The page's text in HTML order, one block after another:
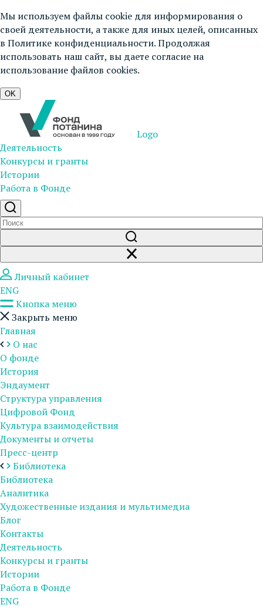
Мы используем файлы cookie для информирования о
своей деятельности, а также для иных целей, описанных
в Политике конфиденциальности. Продолжая
использовать наш сайт, вы даете согласие на
использование файлов cookies.
OK
Logo
Деятельность
Конкурсы и гранты
Истории
Работа в Фонде
Личный кабинет
ENG
Кнопка меню
Закрыть меню
Главная
О нас
О фонде
История
Эндаумент
Структура управления
Цифровой Фонд
Культура взаимодействия
Документы и отчеты
Пресс-центр
Библиотека
Библиотека
Аналитика
Художественные издания и мультимедиа
Блог
Контакты
Деятельность
Конкурсы и гранты
Истории
Работа в Фонде
ENG